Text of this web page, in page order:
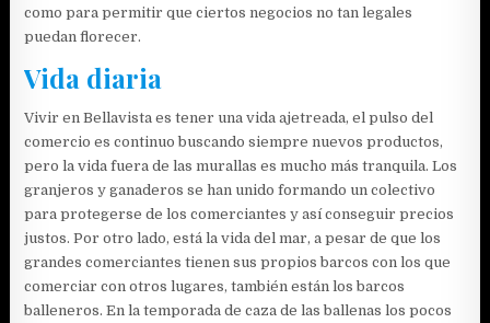
como para permitir que ciertos negocios no tan legales
puedan florecer.
Vida diaria
Vivir en Bellavista es tener una vida ajetreada, el pulso del
comercio es continuo buscando siempre nuevos productos,
pero la vida fuera de las murallas es mucho más tranquila. Los
granjeros y ganaderos se han unido formando un colectivo
para protegerse de los comerciantes y así conseguir precios
justos. Por otro lado, está la vida del mar, a pesar de que los
grandes comerciantes tienen sus propios barcos con los que
comerciar con otros lugares, también están los barcos
balleneros. En la temporada de caza de las ballenas los pocos